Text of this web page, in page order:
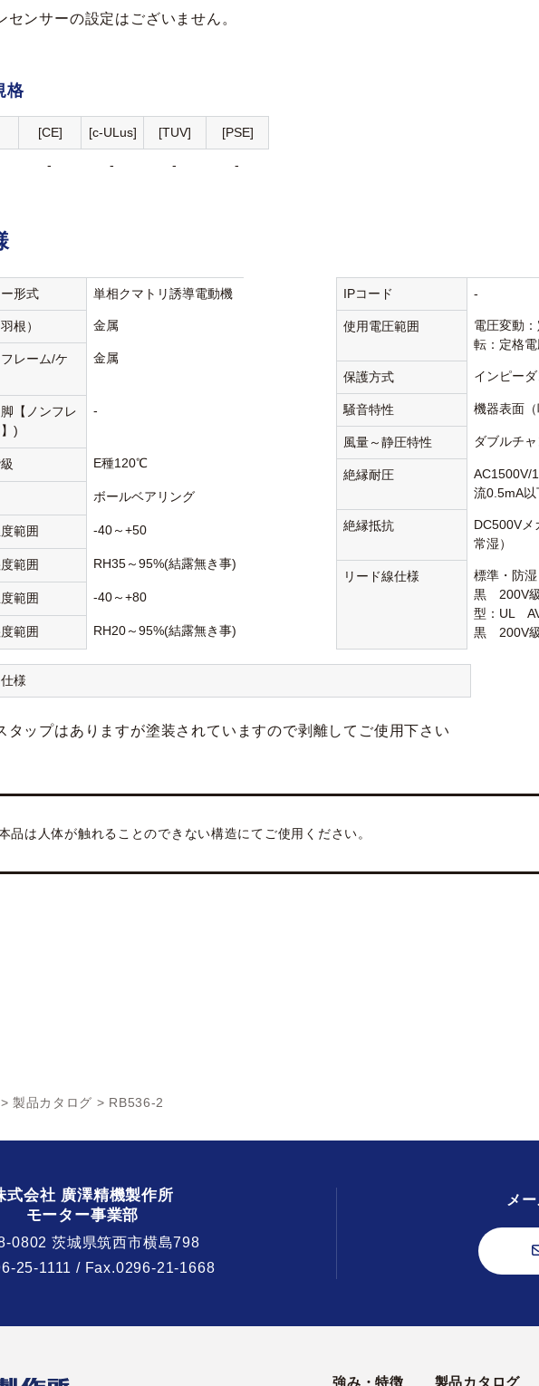
センサーの設定はございません。
格
[CE] [c-ULus] [TUV] [PSE]
- - - -
形式 単相クマトリ誘導電動機
根） 金属
レーム/ケ
金属
【ノンフレ
)
-
E種120℃
ボールベアリング
範囲 -40～+50
範囲 RH35～95%(結露無き事)
範囲 -40～+80
範囲 RH20～95%(結露無き事)
IPコード -
使用電圧範囲
電圧変動
転：定格
保護方式 インピー
騒音特性 機器表面
風量～静圧特性 ダブルチ
絶縁耐圧
AC1500V/
流0.5mA
絶縁抵抗
DC500V
常湿）
リード線仕様
標準・防
黒 200V級
型：UL
黒 200V
様
タップはありますが塗装されていますので剥離してご使用下さい
品は人体が触れることのできない構造にてご使用ください。
> 製品カタログ > RB536-2
メ
式会社 廣澤精機製作所
モーター事業部
0802 茨城県筑西市横島798
25-1111 / Fax.0296-21-1668
強み・特徴 製品カタログ